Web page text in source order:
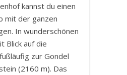
kannst du einen
mit der ganzen
In wunderschönen
Blick auf die
zur Gondel
(2160 m). Das